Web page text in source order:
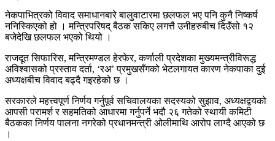
नेकपाभित्रको विवाद समाधानबारे बालुवाटारमा छलफल भए पनि कुनै निष्कर्ष
ननिस्किएको हो । मन्त्रिपरिषद् बैठक सकिए लगत्तै उनीहरुबीच दिउँसो १२
बजेदेखि छलफल भएको थियो ।
राजदूत सिफारिस, मन्त्रिमण्डल हेरफेर, कर्णाली प्रदेशका मुख्यमन्त्रीविरूद्ध
अविश्वासको प्रस्ताव दर्ता, ‘रअ’ प्रमुखसँगको भेटलगायत कारण नेकपाका दुई
अध्यक्षबीच विवाद बढ्दै गइरहेको छ ।
सरकारले महत्त्वपूर्ण निर्णय गर्नुपूर्व सचिवालयका सदस्यको सुझाव, अध्यक्षद्वयको
आपसी परामर्श र सहमतिको आधारमा गर्नुपर्ने भदौ २६ गतेको स्थायी कमिटी
बैठकका निर्णय पालना नगरेको प्रधानमन्त्री ओलीमाथि आरोप लाग्दै आएको छ
।